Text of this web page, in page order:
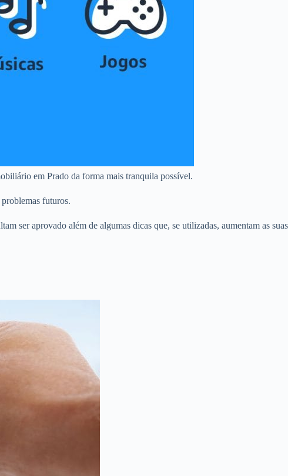
em Prado da forma mais tranquila possível.
futuros.
ser aprovado além de algumas dicas que, se utilizadas, aumentam as suas